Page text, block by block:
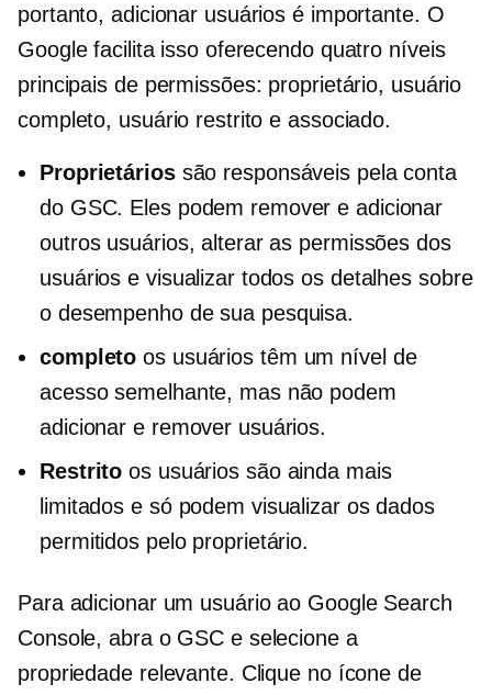
portanto, adicionar usuários é importante. O
Google facilita isso oferecendo quatro níveis
principais de permissões: proprietário, usuário
completo, usuário restrito e associado.
Proprietáriossão responsáveis ​​pela conta
do GSC. Eles podem remover e adicionar
outros usuários, alterar as permissões dos
usuários e visualizar todos os detalhes sobre
o desempenho de sua pesquisa.
completo os usuários têm um nível de
acesso semelhante, mas não podem
adicionar e remover usuários.
Restrito os usuários são ainda mais
limitados e só podem visualizar os dados
permitidos pelo proprietário.
Para adicionar um usuário ao Google Search
Console, abra o GSC e selecione a
propriedade relevante. Clique no ícone de